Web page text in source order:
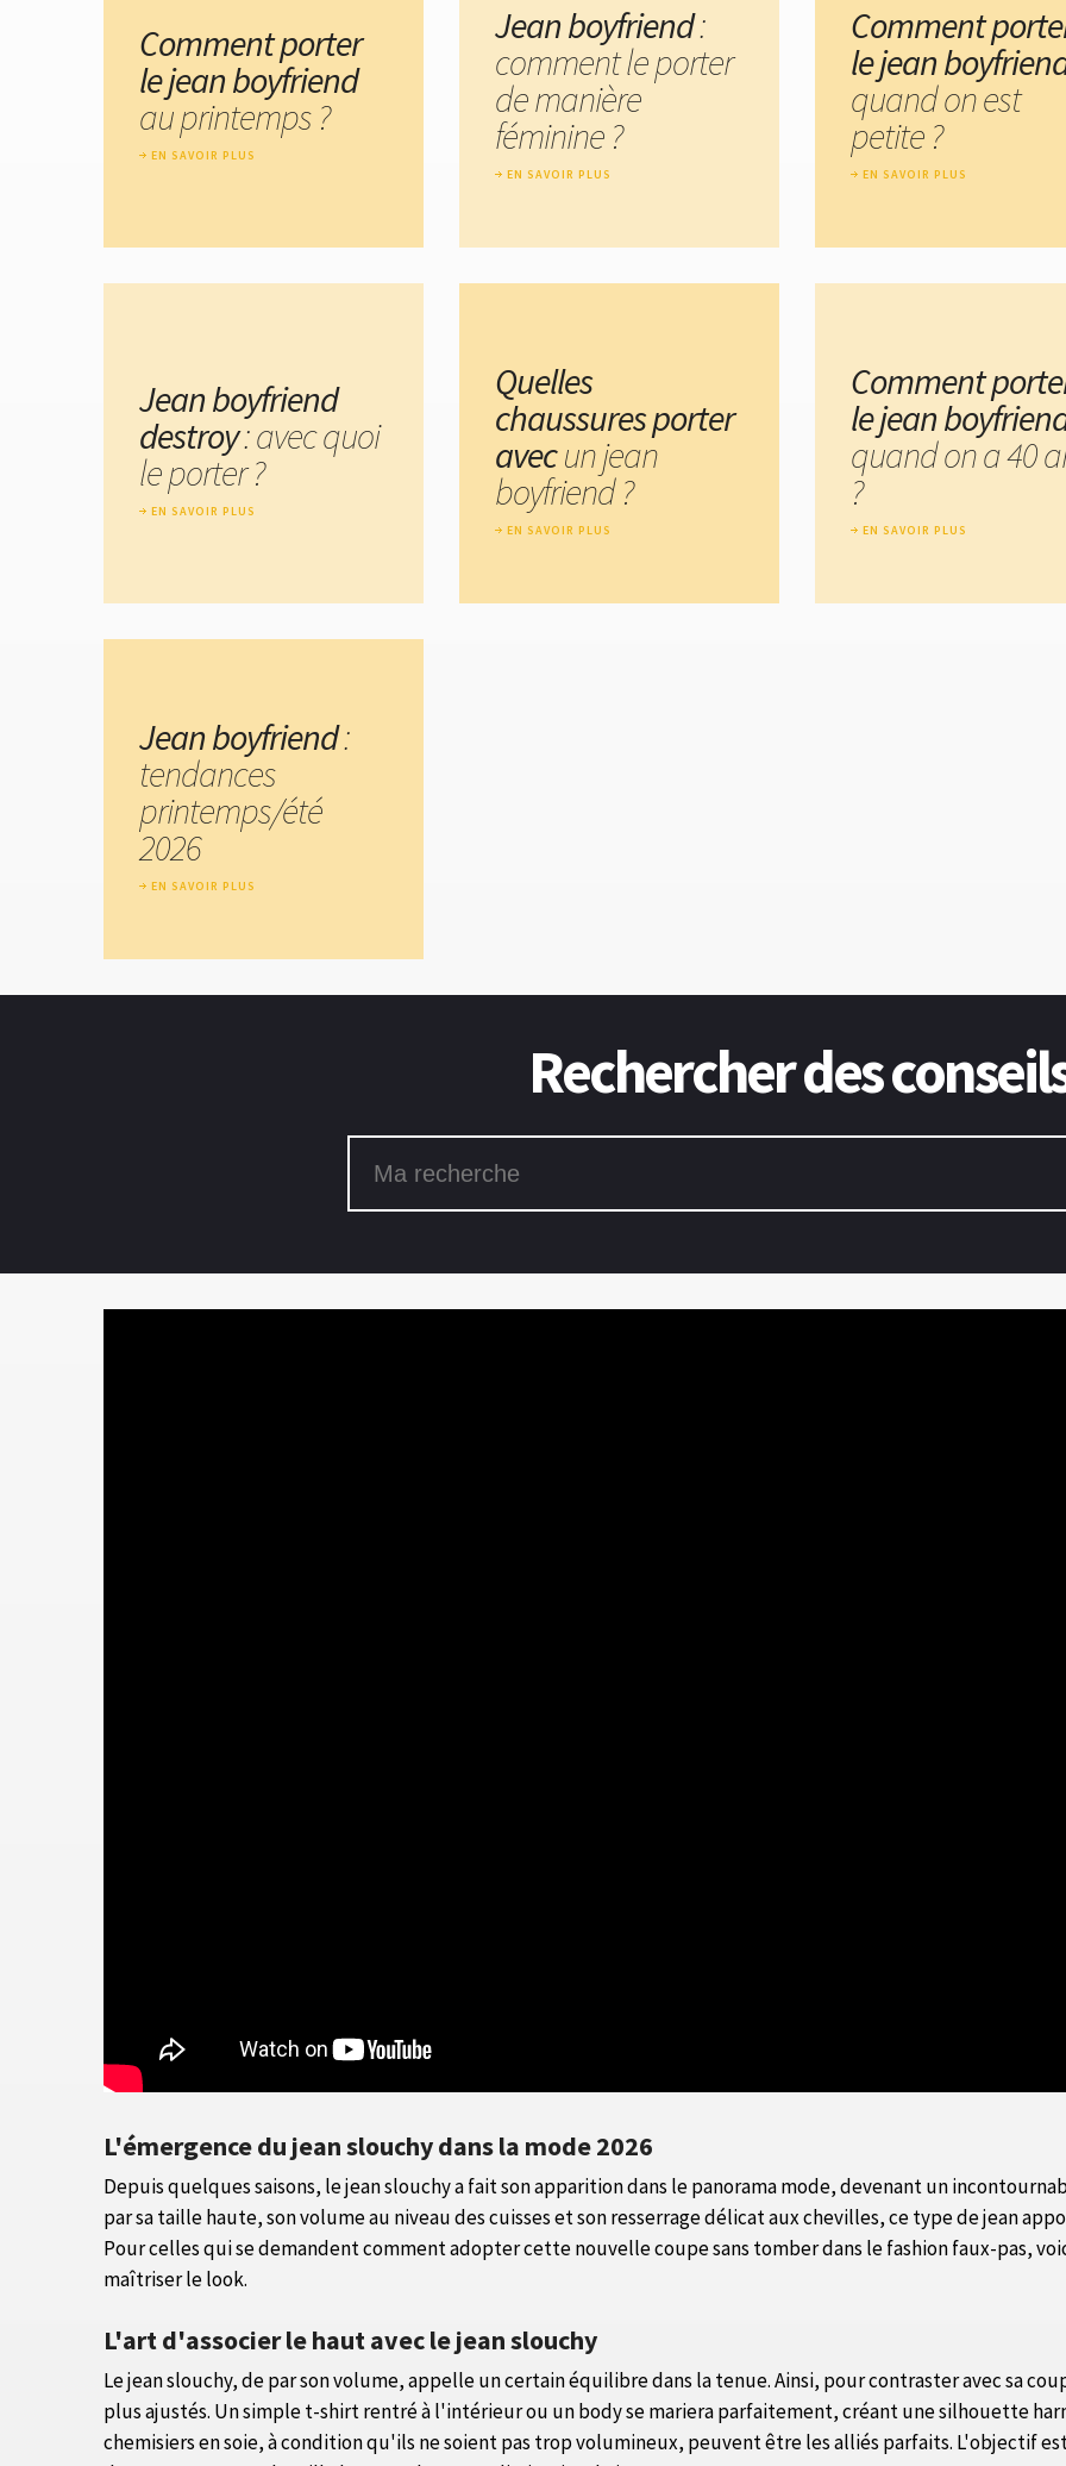
L'émergence du jean slouchy dans la mode 2026
Depuis quelques saisons, le jean slouchy a fait son apparition dans le panorama mode, devenant un
par sa taille haute, son volume au niveau des cuisses et son resserrage délicat aux chevilles, ce type de jean
Pour celles qui se demandent comment adopter cette nouvelle coupe sans tomber dans le fashion faux-pas,
maîtriser le look.
L'art d'associer le haut avec le jean slouchy
Le jean slouchy, de par son volume, appelle un certain équilibre dans la tenue. Ainsi, pour contraster avec sa
plus ajustés. Un simple t-shirt rentré à l'intérieur ou un body se mariera parfaitement, créant une silhouette
chemisiers en soie, à condition qu'ils ne soient pas trop volumineux, peuvent être les alliés parfaits. L'objectif
Comment porter
le jean boyfriend
au printemps ?
EN SAVOIR PLUS
Jean boyfriend:
comment le porter
de manière
féminine ?
EN SAVOIR PLUS
Comment
le jean
quand on est
petite ?
EN SAVOIR PLUS
Jean boyfriend
destroy: avec quoi
le porter ?
EN SAVOIR PLUS
Quelles
chaussures porter
avecun jean
boyfriend ?
EN SAVOIR PLUS
Comment
le jean
quand on a 40
?
EN SAVOIR PLUS
Jean boyfriend:
tendances
printemps/été
2026
EN SAVOIR PLUS
Rechercher des